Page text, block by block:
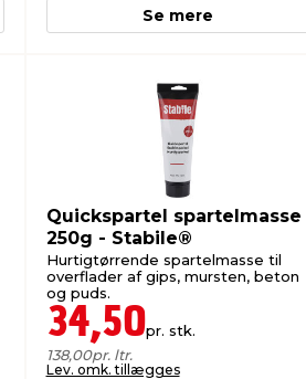
Se mere
Quickspartel spartelmasse
250g - Stabile®
Hurtigtørrende spartelmasse til
overflader af gips, mursten, beton
og puds.
34,50pr. stk.
138,00pr. ltr.
Lev. omk. tillægges